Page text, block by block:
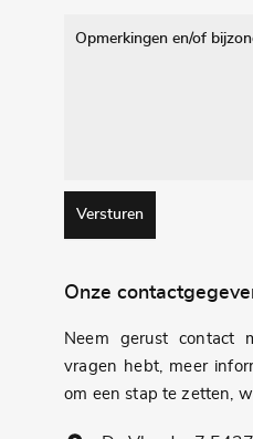
Versturen
Onze
Neem gerust
vragen hebt, meer
om een ​​stap te zetten,